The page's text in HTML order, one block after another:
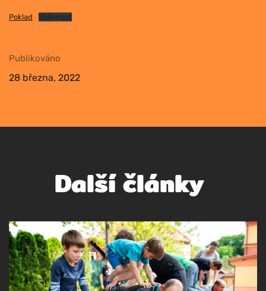
Poklad Stáh­nout
Pub­li­ko­vá­no
28 břez­na, 2022
Další články